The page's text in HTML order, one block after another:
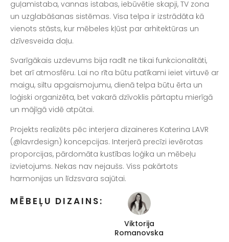
guļamistaba, vannas istabas, iebūvētie skapji, TV zona
un uzglabāšanas sistēmas. Visa telpa ir izstrādāta kā
vienots stāsts, kur mēbeles kļūst par arhitektūras un
dzīvesveida daļu.
Svarīgākais uzdevums bija radīt ne tikai funkcionalitāti,
bet arī atmosfēru. Lai no rīta būtu patīkami ieiet virtuvē ar
maigu, siltu apgaismojumu, dienā telpa būtu ērta un
loģiski organizēta, bet vakarā dzīvoklis pārtaptu mierīgā
un mājīgā vidē atpūtai.
Projekts realizēts pēc interjera dizaineres Katerina LAVR
(@lavrdesign) koncepcijas. Interjerā precīzi ievērotas
proporcijas, pārdomāta kustības loģika un mēbeļu
izvietojums. Nekas nav nejaušs. Viss pakārtots
harmonijas un līdzsvara sajūtai.
MĒBEĻU DIZAINS:
Viktorija
Romanovska